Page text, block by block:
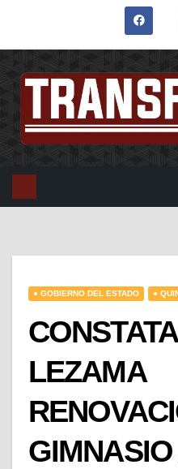
● GOBIERNO DEL ESTADO ●
LEZAMA